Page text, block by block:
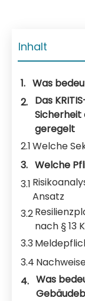
Inhalt
1. Was
2. Das
geregelt
2.1Welche
3. Welche
3.1
Ansatz
3.2
nach § 13
3.3
3.4
4. Was